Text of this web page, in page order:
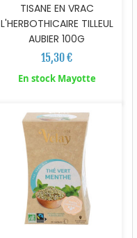
TISANE EN VRAC
L'HERBOTHICAIRE TILLEUL
AUBIER 100G
15,30 €
En stock Mayotte